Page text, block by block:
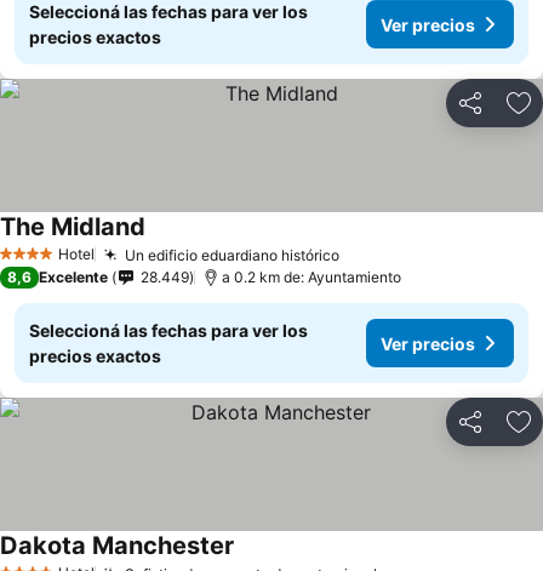
Seleccioná las fechas para ver los
precios exactos
Ver precios
Compartir
4 EstrellasHotel Un edificio eduardiano histórico
The Midland
8,6 Excelente 28.449 a 0.2 km de: Ayuntamiento
Seleccioná las fechas para ver los
precios exactos
Ver precios
Compartir
Dakota Manchester